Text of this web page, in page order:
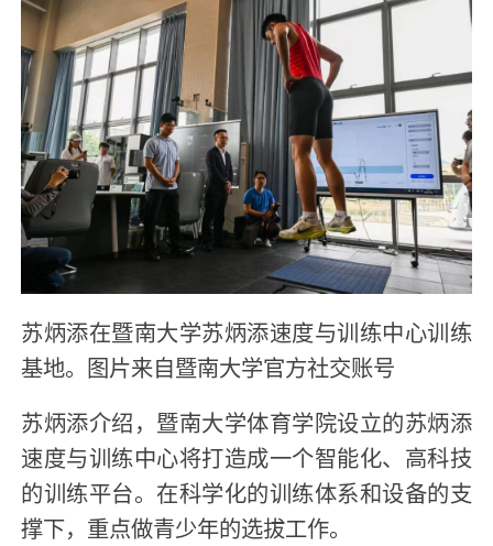
苏炳添在暨南大学苏炳添速度与训练中心训练
基地。图片来自暨南大学官方社交账号
苏炳添介绍，暨南大学体育学院设立的苏炳添
速度与训练中心将打造成一个智能化、高科技
的训练平台。在科学化的训练体系和设备的支
撑下，重点做青少年的选拔工作。